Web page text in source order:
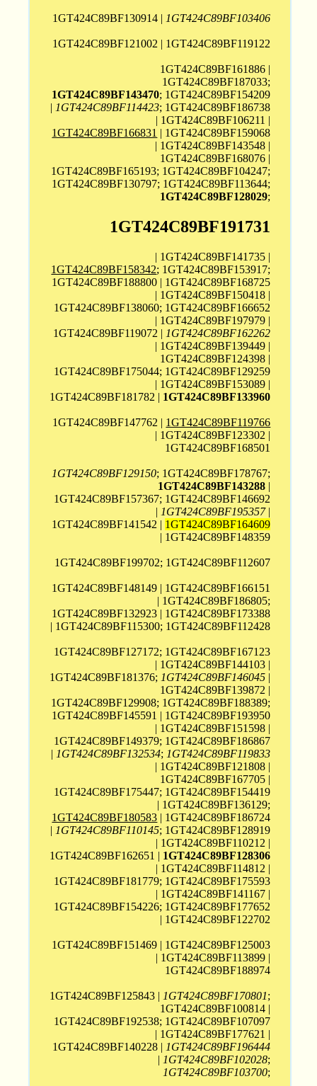
1GT424C89BF130914 |1GT424C89BF103406
1GT424C89BF121002 | 1GT424C89BF119122
1GT424C89BF161886 |
1GT424C89BF187033;
1GT424C89BF143470; 1GT424C89BF154209
|1GT424C89BF114423; 1GT424C89BF186738
| 1GT424C89BF106211 |
1GT424C89BF166831 | 1GT424C89BF159068
| 1GT424C89BF143548 |
1GT424C89BF168076 |
1GT424C89BF165193; 1GT424C89BF104247;
1GT424C89BF130797; 1GT424C89BF113644;
1GT424C89BF128029;
1GT424C89BF191731
| 1GT424C89BF141735 |
1GT424C89BF158342; 1GT424C89BF153917;
1GT424C89BF188800 | 1GT424C89BF168725
| 1GT424C89BF150418 |
1GT424C89BF138060; 1GT424C89BF166652
| 1GT424C89BF197979 |
1GT424C89BF119072 | 1GT424C89BF162262
| 1GT424C89BF139449 |
1GT424C89BF124398 |
1GT424C89BF175044; 1GT424C89BF129259
| 1GT424C89BF153089 |
1GT424C89BF181782 | 1GT424C89BF133960
1GT424C89BF147762 | 1GT424C89BF119766
| 1GT424C89BF123302 |
1GT424C89BF168501
1GT424C89BF129150; 1GT424C89BF178767;
1GT424C89BF143288 |
1GT424C89BF157367; 1GT424C89BF146692
| 1GT424C89BF195357|
1GT424C89BF141542 | 1GT424C89BF164609
| 1GT424C89BF148359
1GT424C89BF199702; 1GT424C89BF112607
1GT424C89BF148149 | 1GT424C89BF166151
| 1GT424C89BF186805;
1GT424C89BF132923 | 1GT424C89BF173388
| 1GT424C89BF115300; 1GT424C89BF112428
1GT424C89BF127172; 1GT424C89BF167123
| 1GT424C89BF144103 |
1GT424C89BF181376; 1GT424C89BF146045 |
1GT424C89BF139872 |
1GT424C89BF129908; 1GT424C89BF188389;
1GT424C89BF145591 | 1GT424C89BF193950
| 1GT424C89BF151598 |
1GT424C89BF149379; 1GT424C89BF186867
| 1GT424C89BF132534; 1GT424C89BF119833
| 1GT424C89BF121808 |
1GT424C89BF167705 |
1GT424C89BF175447; 1GT424C89BF154419
| 1GT424C89BF136129;
1GT424C89BF180583 | 1GT424C89BF186724
| 1GT424C89BF110145; 1GT424C89BF128919
| 1GT424C89BF110212 |
1GT424C89BF162651 | 1GT424C89BF128306
| 1GT424C89BF114812 |
1GT424C89BF181779; 1GT424C89BF175593
| 1GT424C89BF141167 |
1GT424C89BF154226; 1GT424C89BF177652
| 1GT424C89BF122702
1GT424C89BF151469 | 1GT424C89BF125003
| 1GT424C89BF113899 |
1GT424C89BF188974
1GT424C89BF125843 | 1GT424C89BF170801;
1GT424C89BF100814 |
1GT424C89BF192538; 1GT424C89BF107097
| 1GT424C89BF177621 |
1GT424C89BF140228 | 1GT424C89BF196444
| 1GT424C89BF102028;
1GT424C89BF103700;